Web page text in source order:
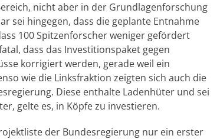
nicht aber in der Grundlagenforschung
sei hingegen, dass die geplante Entnahme
100 Spitzenforscher weniger gefördert
dass das Investitionspaket gegen
korrigiert werden, gerade weil ein
wie die Linksfraktion zeigten sich auch die
Diese enthalte Ladenhüter und sei
gelte es, in Köpfe zu investieren.
der Bundesregierung nur ein erster